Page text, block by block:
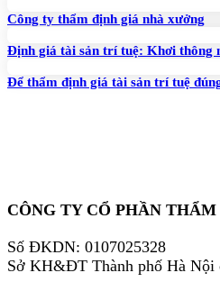
Công ty thẩm định giá nhà xưởng
Định giá tài sản trí tuệ: Khơi thông
Để thẩm định giá tài sản trí tuệ
CÔNG TY CỔ PHẦN
Số ĐKDN: 0107025328
Sở KH&ĐT Thành phố Hà Nội